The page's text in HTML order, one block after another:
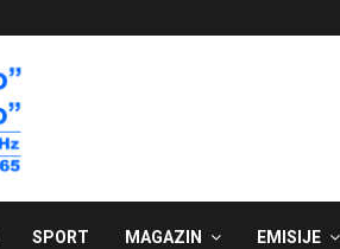
SPORT MAGAZIN EMISIJE